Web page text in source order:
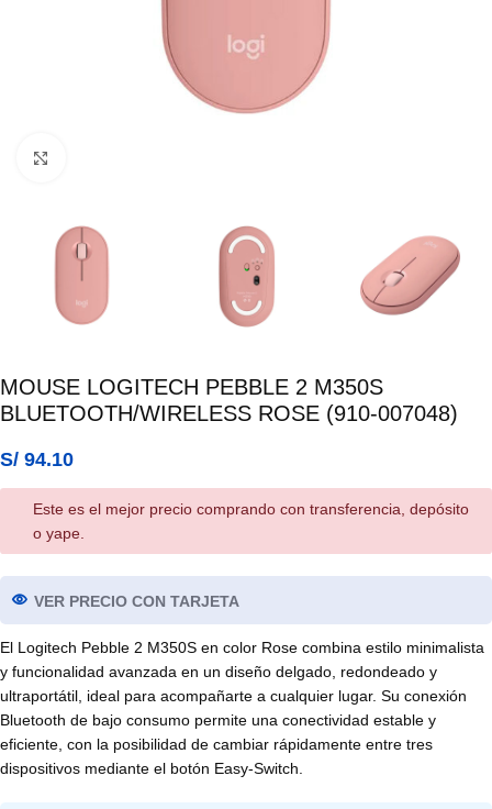
MOUSE LOGITECH PEBBLE 2 M350S
BLUETOOTH/WIRELESS ROSE (910-007048)
S/ 94.10
Este es el mejor precio comprando con transferencia, depósito
o yape.
VER PRECIO CON TARJETA
El Logitech Pebble 2 M350S en color Rose combina estilo minimalista
y funcionalidad avanzada en un diseño delgado, redondeado y
ultraportátil, ideal para acompañarte a cualquier lugar. Su conexión
Bluetooth de bajo consumo permite una conectividad estable y
eficiente, con la posibilidad de cambiar rápidamente entre tres
dispositivos mediante el botón Easy-Switch.